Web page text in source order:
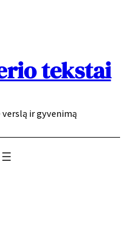
tekstai
ir gyvenimą